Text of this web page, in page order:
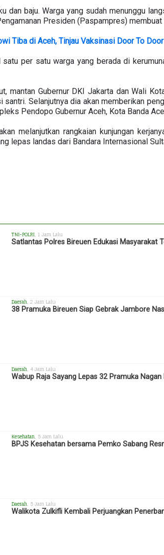
dan baju. Warga yang sudah menunggu
Presiden (Paspampres)
Tiba di Aceh, Tinjau Vaksinasi Door To Door
per satu warga yang berada di
mantan Gubernur DKI Jakarta dan Wali
santri. Selanjutnya dia akan memberikan
Pendopo Gubernur Aceh, Kota Banda
melanjutkan rangkaian kunjungan
lepas landas dari Bandara Internasional
TNI-POLRI , 1 Jam Lalu
Satlantas Polres Bireuen Edukasi Masyarakat
Daerah , 2 Jam Lalu
38 Pramuka Bireuen Siap Gebrak Jambore
Daerah , 4 Jam Lalu
Wabup Raja Sayang Lepas 32 Pramuka
Kesehatan , 5 Jam Lalu
BPJS Kesehatan bersama Pemko Sabang
Daerah , 5 Jam Lalu
Walikota Zulkifli Kembali Perjuangkan